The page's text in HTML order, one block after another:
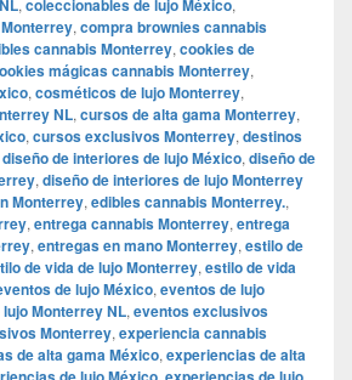
coleccionables de lujo México
, compra brownies cannabis
cannabis Monterrey, cookies de
mágicas cannabis Monterrey,
, cosméticos de lujo Monterrey,
NL, cursos de alta gama Monterrey,
, cursos exclusivos Monterrey, destinos
diseño de interiores de lujo México, diseño de
, diseño de interiores de lujo Monterrey
Monterrey, edibles cannabis Monterrey.,
, entrega cannabis Monterrey, entrega
, entregas en mano Monterrey, estilo de
de vida de lujo Monterrey, estilo de vida
de lujo México, eventos de lujo
Monterrey NL, eventos exclusivos
Monterrey, experiencia cannabis
de alta gama México, experiencias de alta
,